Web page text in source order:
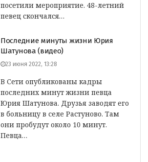
посетили мероприятие. 48-летний
певец скончался…
Последние минуты жизни Юрия
Шатунова (видео)
23 июня 2022, 13:28
В Сети опубликованы кадры
последних минут жизни певца
Юрия Шатунова. Друзья заводят его
в больницу в селе Растуново. Там
они пробудут около 10 минут.
Певца…